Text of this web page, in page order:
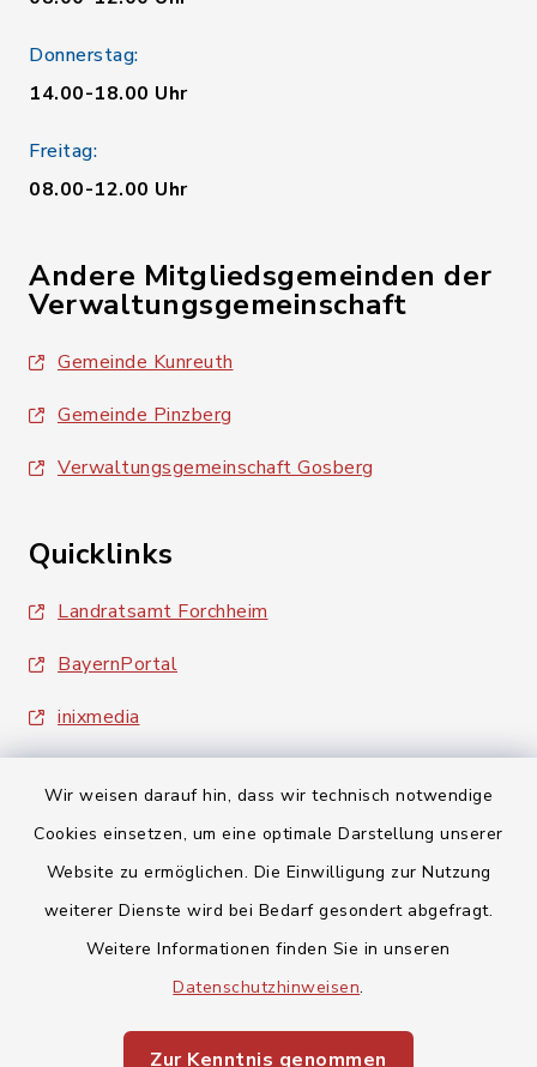
Wir weisen darauf hin, dass wir technisch notwendige
Cookies einsetzen, um eine optimale Darstellung unserer
Website zu ermöglichen. Die Einwilligung zur Nutzung
weiterer Dienste wird bei Bedarf gesondert abgefragt.
Weitere Informationen finden Sie in unseren
Datenschutzhinweisen.
Zur Kenntnis genommen
Donnerstag:
14.00-18.00 Uhr
Freitag:
08.00-12.00 Uhr
Andere Mitgliedsgemeinden der
Verwaltungsgemeinschaft
Gemeinde Kunreuth
Gemeinde Pinzberg
Verwaltungsgemeinschaft Gosberg
Quicklinks
Landratsamt Forchheim
BayernPortal
inixmedia
Barrierefreiheit